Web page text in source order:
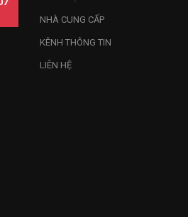
NHÀ CUNG CẤP
KÊNH THÔNG TIN
LIÊN HỆ